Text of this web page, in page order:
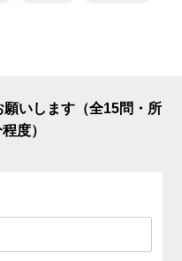
いします（全15問・所
度）